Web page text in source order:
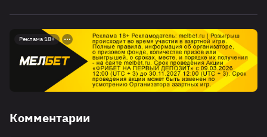
Реклама 18+
Комментарии